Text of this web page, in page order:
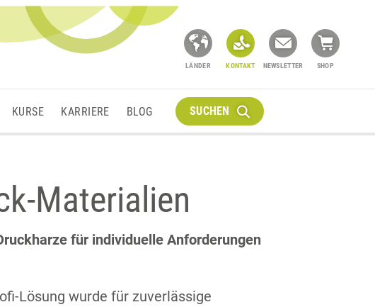
LÄNDER KONTAKT NEWSLETTER SHOP
KURSE KARRIERE BLOG SUCHEN
Materialien
für individuelle Anforderungen
Lösung wurde für zuverlässige